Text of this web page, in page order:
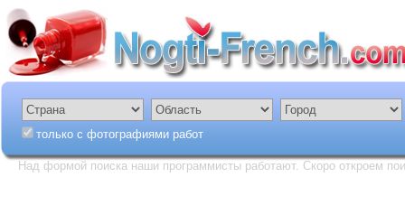
только с фотографиями работ
Над формой поиска наши программисты работают. Скоро откроем